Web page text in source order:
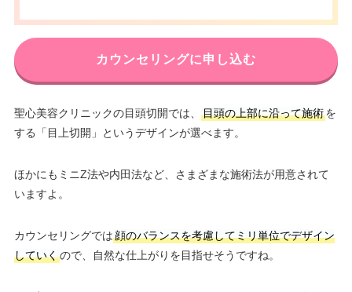
カウンセリングに申し込む
聖心美容クリニックの目頭切開では、 目頭の上部に沿って施術を
する「目上切開」というデザインが選べます。
ほかにもミニZ法や内田法など、さまざまな施術法が用意されて
いますよ。
カウンセリングでは顔のバランスを考慮してミリ単位でデザイン
していくので、自然な仕上がりを目指せそうですね。